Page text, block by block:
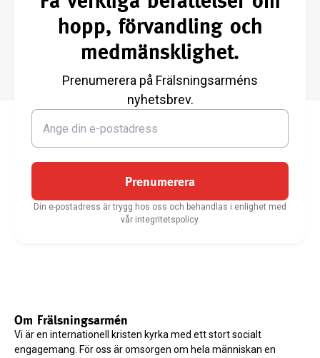
hopp, förvandling och
medmänsklighet.
Prenumerera på Frälsningsarméns
nyhetsbrev.
Prenumerera
Din e-postadress är trygg hos oss och behandlas i enlighet med
vår integritetspolicy.
Om Frälsningsarmén
Vi är en internationell kristen kyrka med ett stort socialt
engagemang. För oss är omsorgen om hela människan en